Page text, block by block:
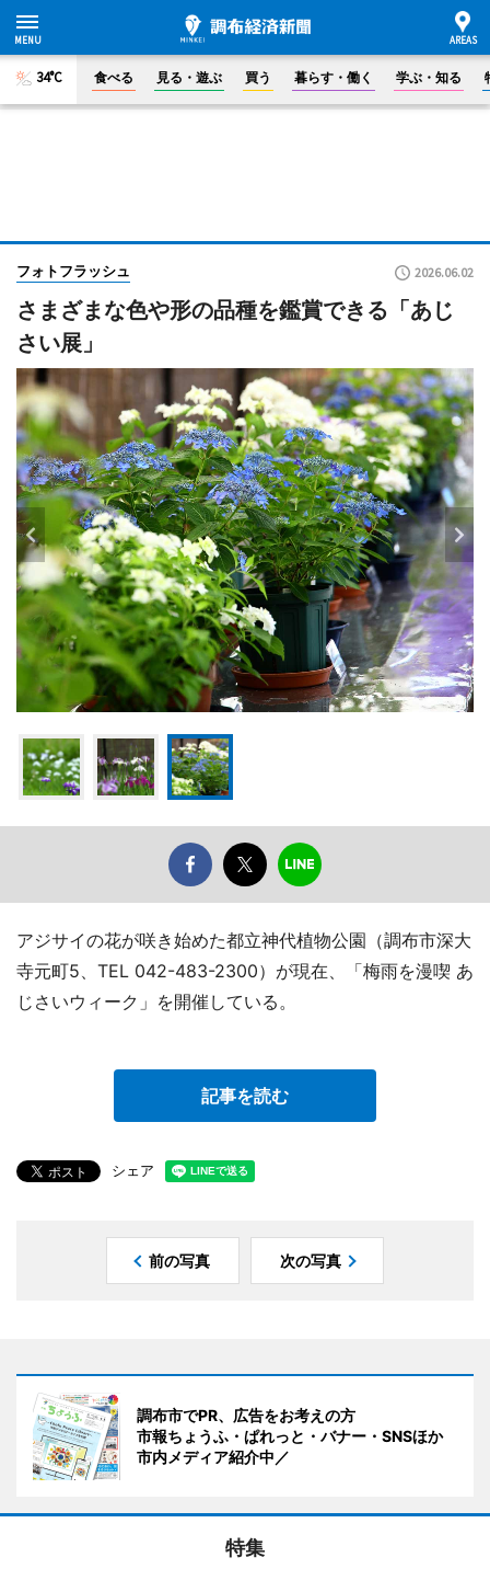
34°C 食べる 見る・遊ぶ 買う 暮らす・働く 学ぶ・知る
フォトフラッシュ 2026.06.02
さまざまな色や形の品種を鑑賞できる「あじ
さい展」
アジサイの花が咲き始めた都立神代植物公園（調布市深大
寺元町5、TEL 042-483-2300）が現在、「梅雨を漫喫 あ
じさいウィーク」を開催している。
記事を読む
シェア
前の写真 次の写真
調布市でPR、広告をお考えの方
市報ちょうふ・ぱれっと・バナー・SNSほか
市内メディア紹介中／
特集